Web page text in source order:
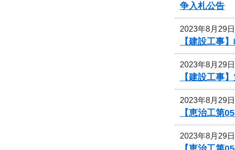
争入札公告
2023年8月29
【建設工事
2023年8月29
【建設工事
2023年8月29
【恵治工第
2023年8月29